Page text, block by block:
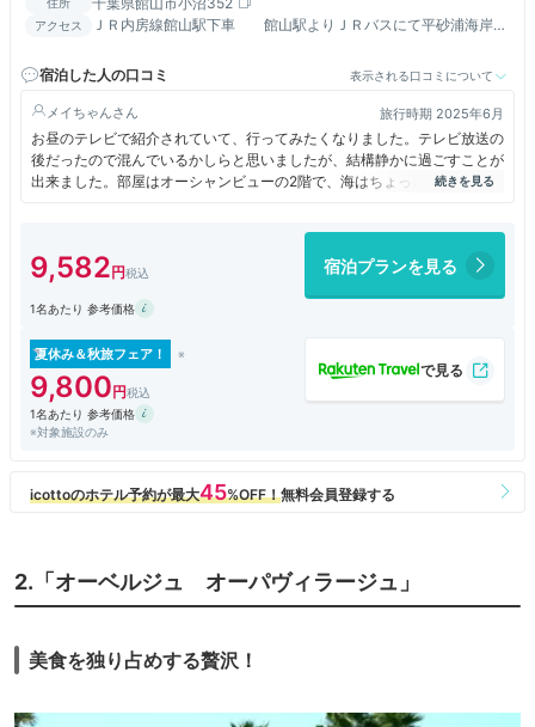
アクセス
ＪＲ内房線館山駅下車 館山駅よりＪＲバスにて平砂浦海岸バ
宿泊した人の口コミ
表示される口コミについて
メイちゃん 旅行時期 2025年6月
お昼のテレビで紹介されていて、行ってみたくなりました。テレビ放送の
後だったので混んでいるかしらと思いましたが、結構静かに過ごすことが
出来ました。部屋はオーシャンビューの2階で、海はちょっと見える程度
でした。4階のお風呂は海が見えて気持ちが良かったです。夕食は沢山で
9,582 宿泊プランを見る
1名あたり 参考価格
夏休み＆秋旅フェア！
9,800
1名あたり 参考価格
※対象施設のみ
2.「オーベルジュ オーパヴィラージュ」
美食を独り占めする贅沢！